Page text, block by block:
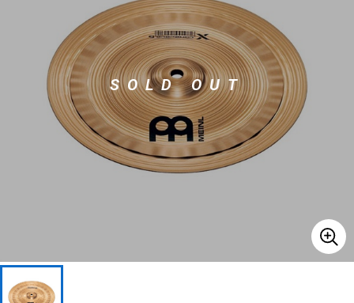
キーボード 電子ピアノ
管楽器 その他楽器
エフェクター
SOLD OUT